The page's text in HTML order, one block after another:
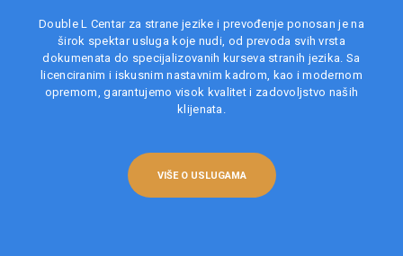
Double L Centar za strane jezike i prevođenje ponosan je na
širok spektar usluga koje nudi, od prevoda svih vrsta
dokumenata do specijalizovanih kurseva stranih jezika. Sa
licenciranim i iskusnim nastavnim kadrom, kao i modernom
opremom, garantujemo visok kvalitet i zadovoljstvo naših
klijenata.
VIŠE O USLUGAMA